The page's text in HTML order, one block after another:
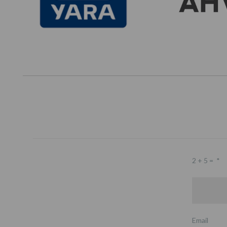
2 + 5 = *
Email